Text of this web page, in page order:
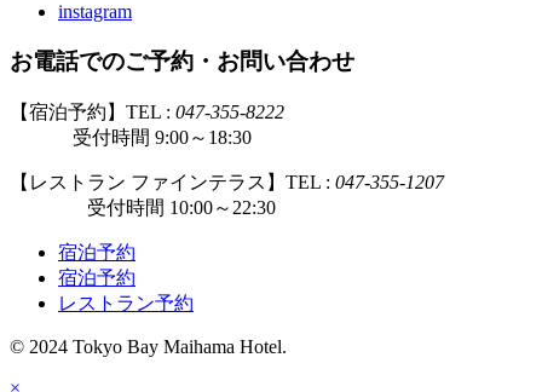
instagram
お電話でのご予約・お問い合わせ
【宿泊予約】TEL : 047-355-8222
受付時間 9:00～18:30
【レストラン ファインテラス】TEL : 047-355-1207
受付時間 10:00～22:30
宿泊予約
宿泊予約
レストラン予約
© 2024 Tokyo Bay Maihama Hotel.
×